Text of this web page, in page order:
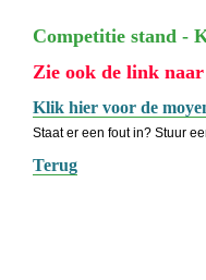
Competitie stand -
Zie ook de link
Klik hier voor de
Staat er een fout in? Stuur
Terug